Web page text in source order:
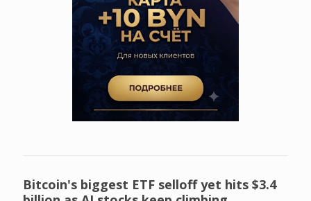
Bitcoin's biggest ETF selloff yet hits $3.4